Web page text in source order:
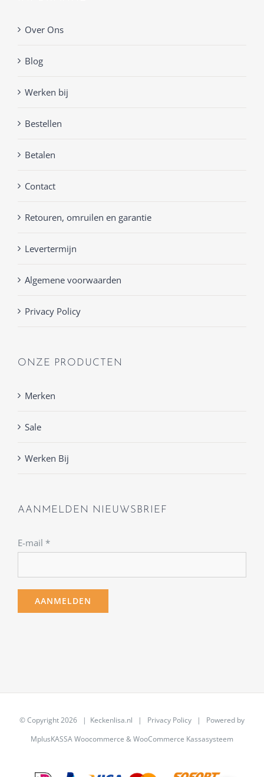
Over Ons
Blog
Werken bij
Bestellen
Betalen
Contact
Retouren, omruilen en garantie
Levertermijn
Algemene voorwaarden
Privacy Policy
ONZE PRODUCTEN
Merken
Sale
Werken Bij
AANMELDEN NIEUWSBRIEF
E-mail *
© Copyright2026 | Keckenlisa.nl | Privacy Policy | Powered by
MplusKASSA Woocommerce &WooCommerce Kassasysteem